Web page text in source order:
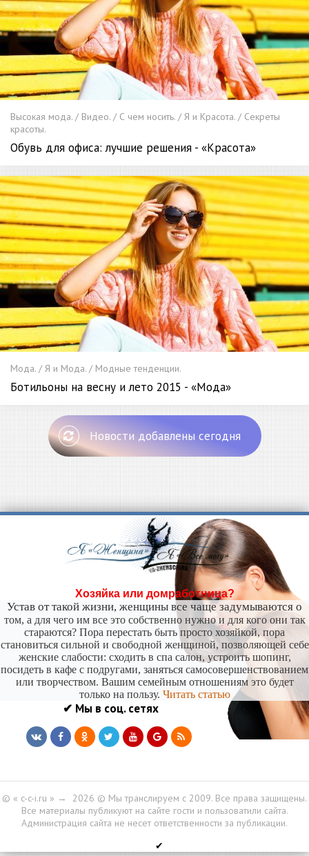
Высокая мода. / Видео. / С чем носить. / Я и Красота. / Секреты
красоты.
Обувь для офиса: лучшие решения - «Красота»
Мода. / Я и Мода. / Модные тенденции.
Ботильоны на весну и лето 2015 - «Мода»
Новости добавлены сегодня
Хозяйка или домработница?
Устав от такой жизни, женщины все чаще задумываются о
том, а для чего им все это собственно нужно и для кого они так
стараются? Пора перестать быть просто хозяйкой, пора
становиться сильной и свободной женщиной, позволяющей себе
женские слабости: сходить в спа салон, устроить шопинг,
посидеть в кафе с подругами, заняться самосовершенствованием
или творчеством. Вашим семейным отношениям это будет
только на пользу. Читать статью
✔ Мы в соц. сетях
© « c-c-i.ru » → 2026 © Мы транслируем с 2009. Все права защищены.
Все материалы публикуют на сайте гости и пользоватили сайта.
Администрация сайта не несет ответственности за публикации.
✔